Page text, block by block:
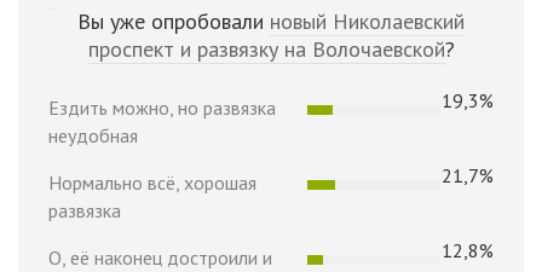
Вы уже опробовали новый Николаевский
проспект и развязку на Волочаевской?
Ездить можно, но развязка
неудобная
19,3%
Нормально всё, хорошая
развязка
21,7%
О, её наконец достроили и
12,8%